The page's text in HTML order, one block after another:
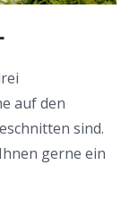
auf den
sind.
gerne ein